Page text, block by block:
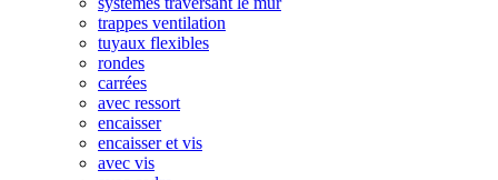
trappes ventilation
tuyaux flexibles
rondes
carrées
avec ressort
encaisser
encaisser et vis
avec vis